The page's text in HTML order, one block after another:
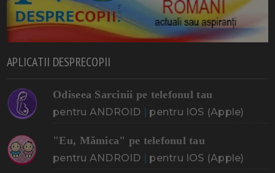
APLICATII DESPRECOPII
Odiseea Sarcinii pe telefonul tau
pentru ANDROID | pentru IOS (Apple)
"Eu, Mămica" pe telefonul tau
pentru ANDROID | pentru IOS (Apple)